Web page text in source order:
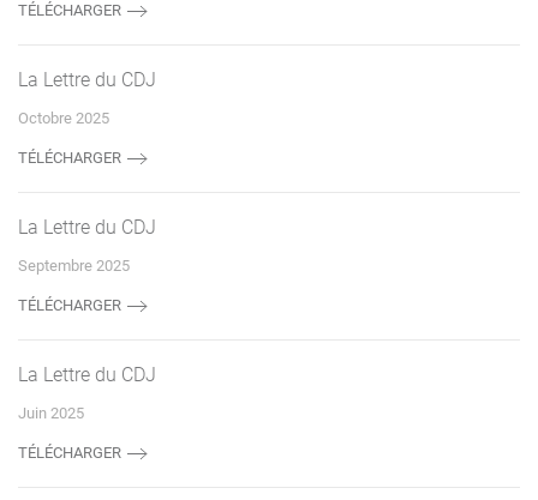
TÉLÉCHARGER
La Lettre du CDJ
Octobre 2025
TÉLÉCHARGER
La Lettre du CDJ
Septembre 2025
TÉLÉCHARGER
La Lettre du CDJ
Juin 2025
TÉLÉCHARGER